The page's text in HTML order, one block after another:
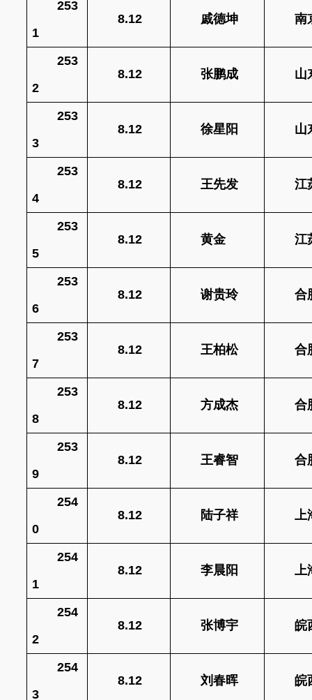
253
1
8.12 戚德坤 南
253
2
8.12 张鹏成 山
253
3
8.12 徐星阳 山
253
4
8.12 王先发 江
253
5
8.12 黄金 江
253
6
8.12 谢贵玲 合
253
7
8.12 王柏松 合
253
8
8.12 方成杰 合
253
9
8.12 王睿智 合
254
0
8.12 陆子祥
254
1
8.12 李晨阳
254
2
8.12 张博宇 皖
254
3
8.12 刘春晖 皖